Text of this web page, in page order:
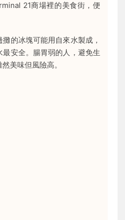
21商場裡的美食街，便
攤的冰塊可能用自來水製成，
安全。腸胃弱的人，避免生
美味但風險高。